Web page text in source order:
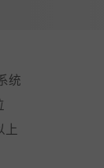
统
上